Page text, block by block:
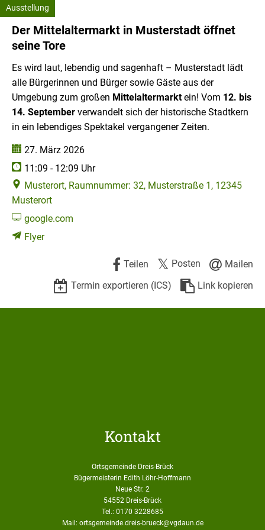
Tore
Ausstellung
Der Mittelaltermarkt in Musterstadt öffnet
seine Tore
Es wird laut, lebendig und sagenhaft – Musterstadt lädt
alle Bürgerinnen und Bürger sowie Gäste aus der
Umgebung zum großen Mittelaltermarktein! Vom 12. bis
14. September verwandelt sich der historische Stadtkern
in ein lebendiges Spektakel vergangener Zeiten.
Datum:
27. März 2026
Uhrzeit:
11:09 - 12:09 Uhr
Musterort, Raumnummer: 32, Musterstraße 1, 12345
Musterort
google.com
Flyer
Teilen Posten
Mailen
Termin exportieren (ICS)
Link kopieren
Kontakt
Ortsgemeinde Dreis-Brück
Bügermeisterin Edith Löhr-Hoffmann
Neue Str. 2
54552 Dreis-Brück
Tel.: 0170 3228685
Mail: ortsgemeinde.dreis-brueck@vgdaun.de